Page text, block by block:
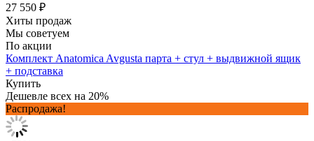
27 550 ₽
Хиты продаж
Мы советуем
По акции
Комплект Anatomica Avgusta парта + стул + выдвижной ящик
+ подставка
Купить
Дешевле всех на 20%
Распродажа!